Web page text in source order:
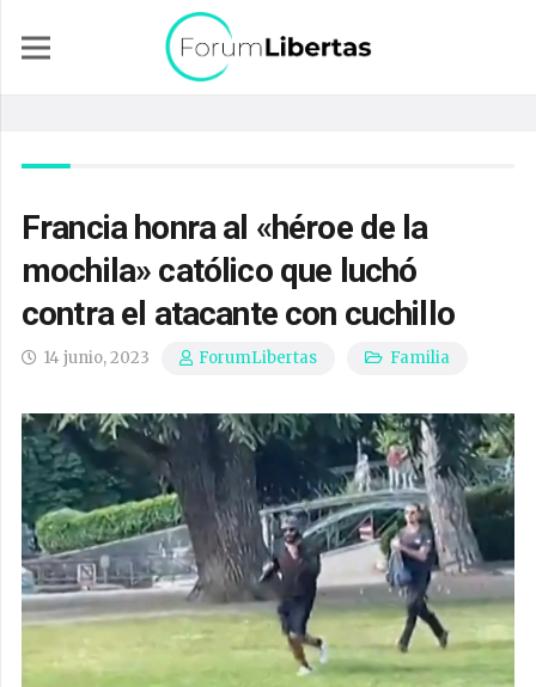
Francia honra al «héroe de la
mochila» católico que luchó
contra el atacante con cuchillo
14 junio, 2023 ForumLibertas Familia